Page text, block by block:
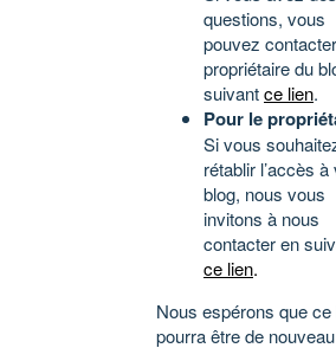
questions, vous
pouvez
propriétaire du
suivantce lien.
Pour le
Si vous
rétablir l’accès à
blog, nous vous
invitons à nous
contacter en
ce lien.
Nous espérons que ce
pourra être de nouveau